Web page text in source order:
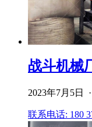
战斗机械
2023年7月5日
联系电话: 180